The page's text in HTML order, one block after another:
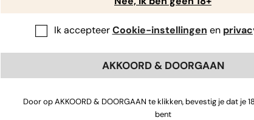
Hieronder vind je een voorbeeld van hoe je diverse
manier waarop je ze kunt toepassen. Stem de
Ik accepteerCookie-instellingen en
AKKOORD & DOORGAAN
Door op AKKOORD & DOORGAAN te klikken, bevestig je dat je
bent